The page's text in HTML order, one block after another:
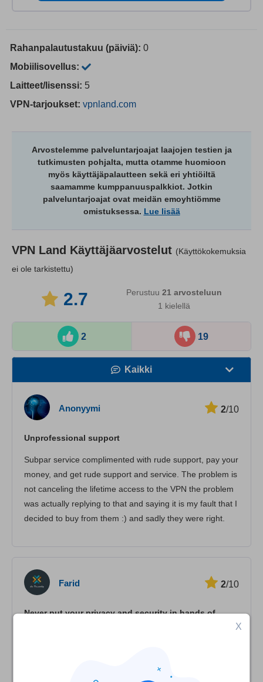
Rahanpalautustakuu (päiviä): 0
Mobiilisovellus:
Laitteet/lisenssi: 5
VPN-tarjoukset: vpnland.com
Arvostelemme palveluntarjoajat laajojen testien ja
tutkimusten pohjalta, mutta otamme huomioon
myös käyttäjäpalautteen sekä eri yhtiöiltä
saamamme kumppanuuspalkkiot. Jotkin
palveluntarjoajat ovat meidän emoyhtiömme
omistuksessa. Lue lisää
VPN Land Käyttäjäarvostelut (Käyttökokemuksia
ei ole tarkistettu)
2.7 Perustuu 21 arvosteluun
1 kielellä
2 19
Kaikki
Asiakaspalvelu
Anonyymi 2/10
Unprofessional support
Subpar service complimented with rude support, pay your
money, and get rude support and service. The problem is
not canceling the lifetime access to the VPN the problem
was actually replying to that and saying it is my fault that I
decided to buy from them :) and sadly they were right.
Farid 2/10
Never put your privacy and security in hands of
a year, are you really want to put your safety at hands of
X